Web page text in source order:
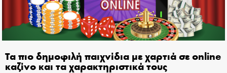
Τα πιο δημοφιλή παιχνίδια με χαρτιά σε online
καζίνο και τα χαρακτηριστικά τους